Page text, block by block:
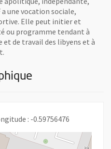
une vocation sociale,
Elle peut initier et
ou programme tendant à
de travail des libyens et à
: -0.59756476